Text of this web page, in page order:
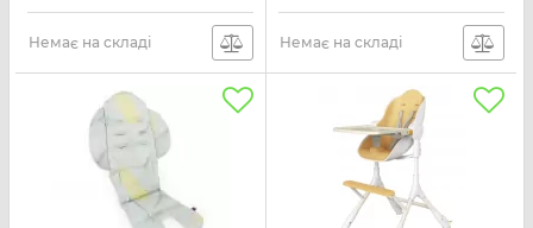
Немає на складі Немає на складі